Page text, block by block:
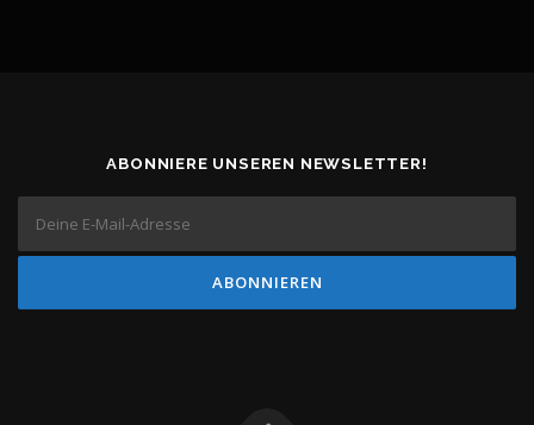
ABONNIERE UNSEREN NEWSLETTER!